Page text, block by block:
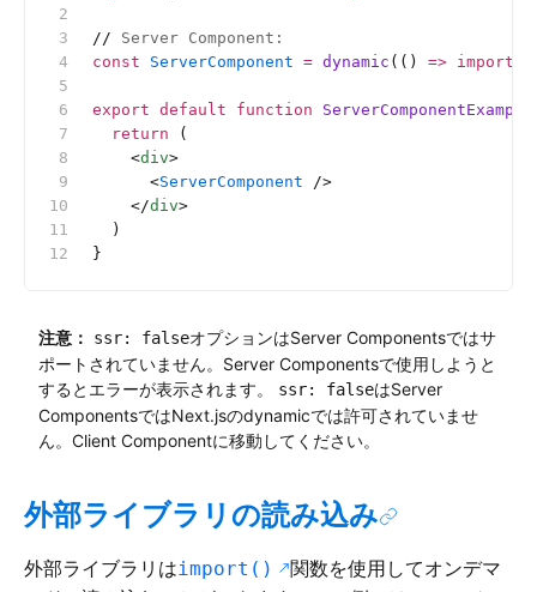
// Server Component:
const ServerComponent = dynamic (() => import
export default function ServerComponentExample
  return
(
    <
div>
      <
ServerComponent />
    </
div>
  )
}
注意： ssr: falseオプションはServer Componentsではサ
ポートされていません。Server Componentsで使用しようと
するとエラーが表示されます。 ssr: falseはServer
ComponentsではNext.jsのdynamicでは許可されていませ
ん。Client Componentに移動してください。
外部ライブラリの読み込み
外部ライブラリはimport()
関数を使用してオンデマ